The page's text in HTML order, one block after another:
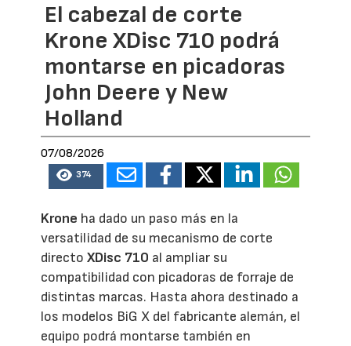
El cabezal de corte
Krone XDisc 710 podrá
montarse en picadoras
John Deere y New
Holland
07/08/2026
374
Krone ha dado un paso más en la
versatilidad de su mecanismo de corte
directoXDisc 710 al ampliar su
compatibilidad con picadoras de forraje de
distintas marcas. Hasta ahora destinado a
los modelos BiG X del fabricante alemán, el
equipo podrá montarse también en